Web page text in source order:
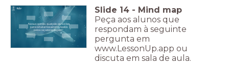
Na sua opinião, quais são as razões
para os tubarões serem visados
pelos caçadores ilegais?”
Slide 14 - Mind map
Peça aos alunos que
respondam à seguinte
pergunta em
www.LessonUp.app ou
discuta em sala de aula.